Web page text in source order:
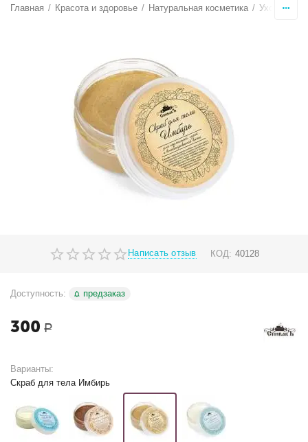
Главная / Красота и здоровье / Натуральная косметика / Уход за
Написать отзыв КОД: 40128
Доступность: предзаказ
300 Р
Варианты:
Скраб для тела Имбирь